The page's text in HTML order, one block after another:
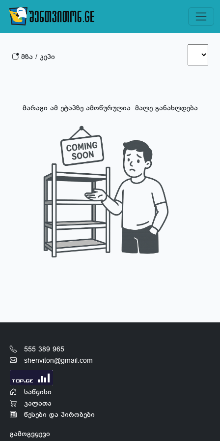
მზა / კეპი
მარაგი ამ ეტაპზე ამოწურულია. მალე განახლდება
555 389 965
shenviton@gmail.com
საწყისი
კალათა
წესები და პირობები
გამოგვყევი